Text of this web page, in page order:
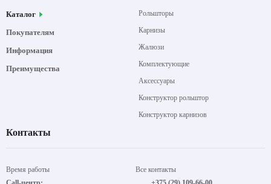
Каталог
Покупателям
Информация
Преимущества
Рольшторы
Карнизы
Жалюзи
Комплектующие
Аксессуары
Конструктор рольштор
Конструктор карнизов
Контакты
Время работы
Все контакты